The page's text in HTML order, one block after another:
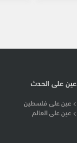
عين على الحدث
عين على فلسطين
عين على العالم